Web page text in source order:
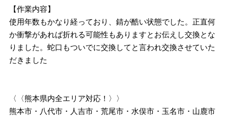
【作業内容】
使用年数もかなり経っており、錆が酷い状態でした。正直何
か衝撃があれば折れる可能性もありますとお伝えし交換とな
りました。蛇口もついでに交換してと言われ交換させていた
だきました
〈〈熊本県内全エリア対応！〉〉
熊本市・八代市・人吉市・荒尾市・水俣市・玉名市・山鹿市